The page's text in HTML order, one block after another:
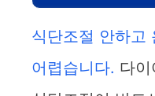
식단조절 안하고
어렵습니다. 다